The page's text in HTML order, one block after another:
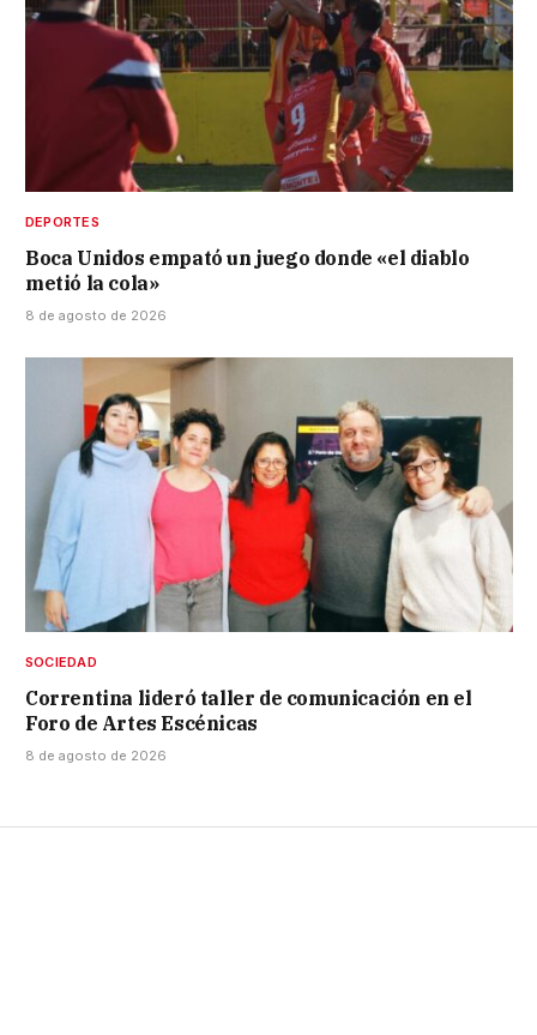
DEPORTES
Boca Unidos empató un juego donde «el diablo
metió la cola»
8 de agosto de 2026
SOCIEDAD
Correntina lideró taller de comunicación en el
Foro de Artes Escénicas
8 de agosto de 2026